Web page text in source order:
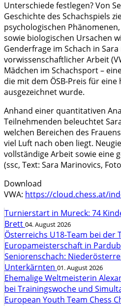
Unterschiede festlegen? Von
Geschichte des Schachspiels
psychologischen
sowie biologischen Ursachen
Genderfrage im Schach in
vorwissenschaftlicher Arbeit
Mädchen im Schachsport –
die mit dem ÖSB-Preis für eine
ausgezeichnet wurde.
Anhand einer quantitativen
Teilnehmenden beleuchtet
welchen Bereichen des
viel Luft nach oben liegt.
vollständige Arbeit sowie eine
(ssc, Text: Sara Marinovics,
Download
VWA: https://cloud.chess.at/
Turnierstart in Mureck: 74
Brett 04. August 2026
Österreichs U18-Team bei der
Europameisterschaft in
Seniorenschach:
Unterkärnten 01. August 2026
Ehemalige Weltmeisterin
bei Trainingswoche und
European Youth Team Chess